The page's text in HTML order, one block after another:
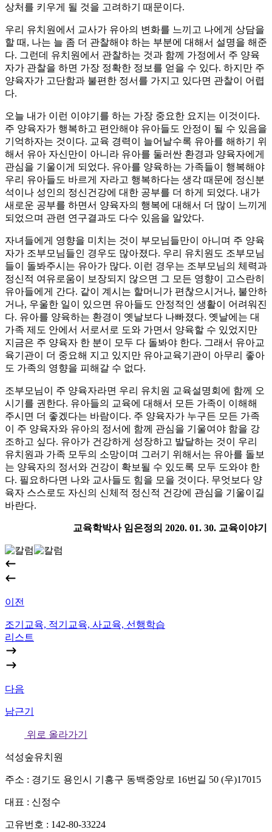
상처를 키우게 될 것을 고려하기 때문이다.
우리 유치원에서 교사가 유아의 변화를 느끼고 나에게 상담을
할 때, 나는 늘 좀 더 관찰해야 하는 부분에 대해서 설명을 해준
다. 그런데 유치원에서 관찰하는 것과 함께 가정에서 주 양육
자가 관찰을 하면 가장 정확한 정보를 얻을 수 있다. 하지만 주
양육자가 고단함과 불편한 정서를 가지고 있다면 관찰이 어렵
다.
오늘 내가 이런 이야기를 하는 가장 중요한 요지는 이것이다.
주 양육자가 행복하고 편안해야 유아들도 안정이 될 수 있음을
기억하자는 것이다. 교육 경력이 늘어날수록 유아를 해하기 위
해서 유아 자신만이 아니라 유아를 둘러싼 환경과 양육자에게
관심을 기울이게 되었다. 유아를 양육하는 가족들이 행복해야
우리 유아들도 바르게 자라고 행복하다는 생각 때문에 정신분
석이나 성인의 정신건강에 대한 공부를 더 하게 되었다. 내가
새로운 공부를 하면서 양육자의 행복에 대해서 더 많이 느끼게
되었으며 관련 연구결과도 다수 있음을 알았다.
자녀들에게 영향을 미치는 것이 부모님들만이 아니며 주 양육
자가 조부모님들인 경우도 많아졌다. 우리 유치원도 조부모님
들이 돌봐주시는 유아가 많다. 이런 경우는 조부모님의 체력과
정신적 여유로움이 보장되지 않으면 그 모든 영향이 고스란히
유아들에게 간다. 같이 계시는 할머니가 편찮으시거나, 불안하
거나, 우울한 일이 있으면 유아들도 안정적인 생활이 어려워진
다. 유아를 양육하는 환경이 옛날보다 나빠졌다. 옛날에는 대
가족 제도 안에서 서로서로 도와 가면서 양육할 수 있었지만
지금은 주 양육자 한 분이 모두 다 돌봐야 한다. 그래서 유아교
육기관이 더 중요해 지고 있지만 유아교육기관이 아무리 좋아
도 가족의 영향을 피해갈 수 없다.
조부모님이 주 양육자라면 우리 유치원 교육설명회에 함께 오
시기를 권한다. 유아들의 교육에 대해서 모든 가족이 이해해
주시면 더 좋겠다는 바람이다. 주 양육자가 누구든 모든 가족
이 주 양육자와 유아의 정서에 함께 관심을 기울여야 함을 강
조하고 싶다. 유아가 건강하게 성장하고 발달하는 것이 우리
유치원과 가족 모두의 소망이며 그러기 위해서는 유아를 돌보
는 양육자의 정서와 건강이 확보될 수 있도록 모두 도와야 한
다. 필요하다면 나와 교사들도 힘을 모을 것이다. 무엇보다 양
육자 스스로도 자신의 신체적 정신적 건강에 관심을 기울이길
바란다.
교육학박사 임은정의 2020. 01. 30. 교육이야기
이전
조기교육, 적기교육, 사교육, 선행학습
리스트
다음
남근기
위로 올라가기
석성숲유치원
주소 : 경기도 용인시 기흥구 동백중앙로 16번길 50 (우)17015
대표 : 신정수
고유번호 : 142-80-33224